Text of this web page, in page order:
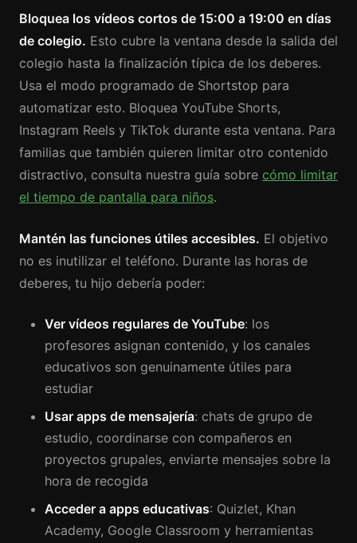
Bloquea los vídeos cortos de 15:00 a 19:00 en días
de colegio. Esto cubre la ventana desde la salida del
colegio hasta la finalización típica de los deberes.
Usa el modo programado de Shortstop para
automatizar esto. Bloquea YouTube Shorts,
Instagram Reels y TikTok durante esta ventana. Para
familias que también quieren limitar otro contenido
distractivo, consulta nuestra guía sobre cómo limitar
el tiempo de pantalla para niños.
Mantén las funciones útiles accesibles. El objetivo
no es inutilizar el teléfono. Durante las horas de
deberes, tu hijo debería poder:
Ver vídeos regulares de YouTube: los
profesores asignan contenido, y los canales
educativos son genuinamente útiles para
estudiar
Usar apps de mensajería: chats de grupo de
estudio, coordinarse con compañeros en
proyectos grupales, enviarte mensajes sobre la
hora de recogida
Acceder a apps educativas: Quizlet, Khan
Academy, Google Classroom y herramientas